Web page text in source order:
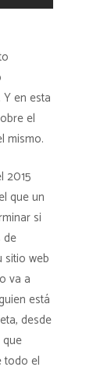
en esta
el
mismo.
2015
que un
si
de
sitio web
va a
está
desde
todo el